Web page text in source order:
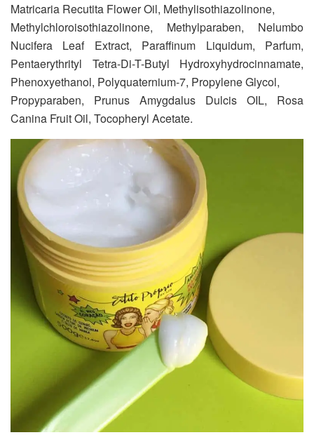
Matricaria Recutita Flower Oil, Methylisothiazolinone,
Methylchloroisothiazolinone, Methylparaben, Nelumbo
Nucifera Leaf Extract, Paraffinum Liquidum, Parfum,
Pentaerythrityl Tetra-Di-T-Butyl Hydroxyhydrocinnamate,
Phenoxyethanol, Polyquaternium-7, Propylene Glycol,
Propyparaben, Prunus Amygdalus Dulcis OIL, Rosa
Canina Fruit Oil, Tocopheryl Acetate.